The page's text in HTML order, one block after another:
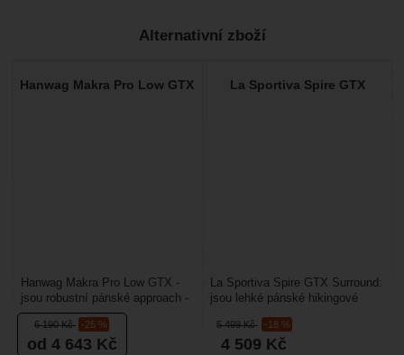
Alternativní zboží
Hanwag Makra Pro Low GTX
6 190Kč -25 %
od 4 643 Kč
Hanwag Makra Pro Low GTX -
jsou robustní pánské approach -
nástupové boty. Jsou určené pro
lezení ferrat,...
La Sportiva Spire GTX
5 499Kč -18 %
4 509 Kč
La Sportiva Spire GTX Surround:
jsou lehké pánské hikingové
hezky v...